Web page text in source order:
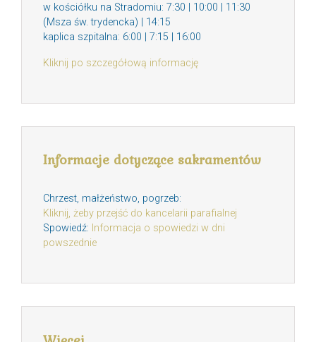
w kościółku na Stradomiu: 7:30 | 10:00 | 11:30
(Msza św. trydencka) | 14:15
kaplica szpitalna: 6:00 | 7:15 | 16:00
Kliknij po szczegółową informację
Informacje dotyczące sakramentów
Chrzest, małżeństwo, pogrzeb:
Kliknij, żeby przejść do kancelarii parafialnej
Spowiedź: Informacja o spowiedzi w dni
powszednie